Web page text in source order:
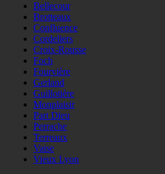
Bellecour
Brotteaux
Confluence
Cordeliers
Croix-Rousse
Foch
Fourvière
Gerland
Guillotière
Monplaisir
Part Dieu
Perrache
Terreaux
Vaise
Vieux Lyon